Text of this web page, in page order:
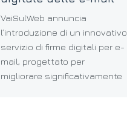
VaiSulWeb annuncia
l’introduzione di un innovativo
servizio di firme digitali per e-
mail, progettato per
migliorare significativamente